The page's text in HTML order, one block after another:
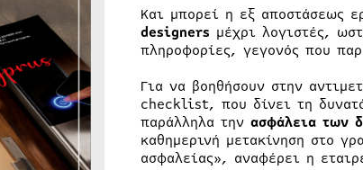
Και μπορεί η εξ αποστάσεως
designers μέχρι λογιστές,
πληροφορίες, γεγονός που
Για να βοηθήσουν στην
checklist, που δίνει τη
παράλληλα την ασφάλεια των
καθημερινή μετακίνηση στο
ασφαλείας», αναφέρει η